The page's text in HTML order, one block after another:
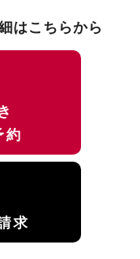
はこちらから
約
求